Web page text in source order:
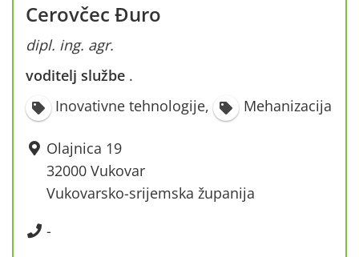
Cerovčec Đuro
dipl. ing. agr.
voditelj službe ·
Inovativne tehnologije, Mehanizacija
Olajnica 19
32000 Vukovar
Vukovarsko-srijemska županija
-